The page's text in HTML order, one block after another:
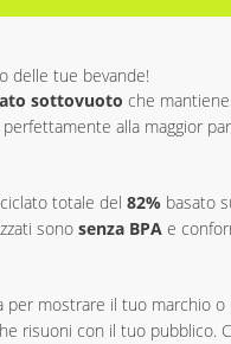
delle tue bevande!
sottovuoto che
perfettamente alla maggior
totale del 82% basato
sono senza BPA e
mostrare il tuo marchio
risuoni con il tuo pubblico.